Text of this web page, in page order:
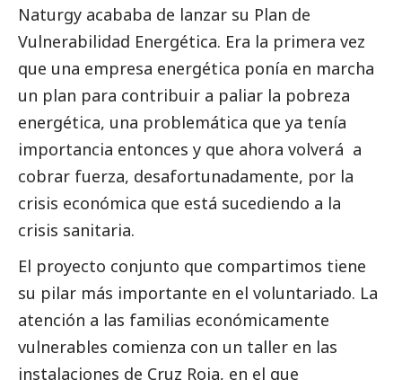
Naturgy acababa de lanzar su Plan de
Vulnerabilidad Energética. Era la primera vez
que una empresa energética ponía en marcha
un plan para contribuir a paliar la pobreza
energética, una problemática que ya tenía
importancia entonces y que ahora volverá a
cobrar fuerza, desafortunadamente, por la
crisis económica que está sucediendo a la
crisis sanitaria.
El proyecto conjunto que compartimos tiene
su pilar más importante en el voluntariado. La
atención a las familias económicamente
vulnerables comienza con un taller en las
instalaciones de Cruz Roja, en el que